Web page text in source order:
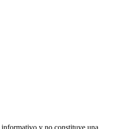
informativo y no constituye una